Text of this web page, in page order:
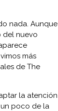
nada. Aunque
del nuevo
más
de The
la atención
poco de la